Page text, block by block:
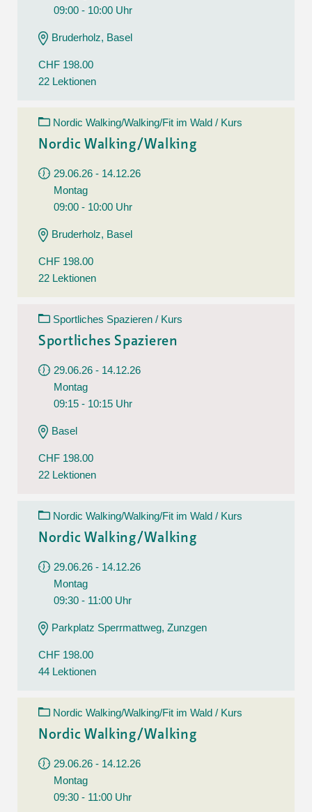
09:00 - 10:00 Uhr
Bruderholz, Basel
CHF 198.00
22 Lektionen
Nordic Walking/Walking/Fit im Wald / Kurs
Nordic Walking/Walking
29.06.26 - 14.12.26
Montag
09:00 - 10:00 Uhr
Bruderholz, Basel
CHF 198.00
22 Lektionen
Sportliches Spazieren / Kurs
Sportliches Spazieren
29.06.26 - 14.12.26
Montag
09:15 - 10:15 Uhr
Basel
CHF 198.00
22 Lektionen
Nordic Walking/Walking/Fit im Wald / Kurs
Nordic Walking/Walking
29.06.26 - 14.12.26
Montag
09:30 - 11:00 Uhr
Parkplatz Sperrmattweg, Zunzgen
CHF 198.00
44 Lektionen
Nordic Walking/Walking/Fit im Wald / Kurs
Nordic Walking/Walking
29.06.26 - 14.12.26
Montag
09:30 - 11:00 Uhr